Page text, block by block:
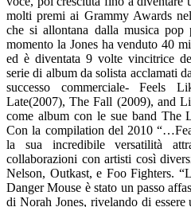
molti premi ai Grammy Awards
che si allontana dalla musica pop
momento la Jones ha venduto 40
ed è diventata 9 volte vincitrice
serie di album da solista acclamati
successo commerciale- Feels
Late(2007), The Fall (2009), and
come album con le sue band The
Con la compilation del 2010
la sua incredibile versatilità
collaborazioni con artisti così
Nelson, Outkast, e Foo Fighters.
Danger Mouse è stato un passo
di Norah Jones, rivelando di